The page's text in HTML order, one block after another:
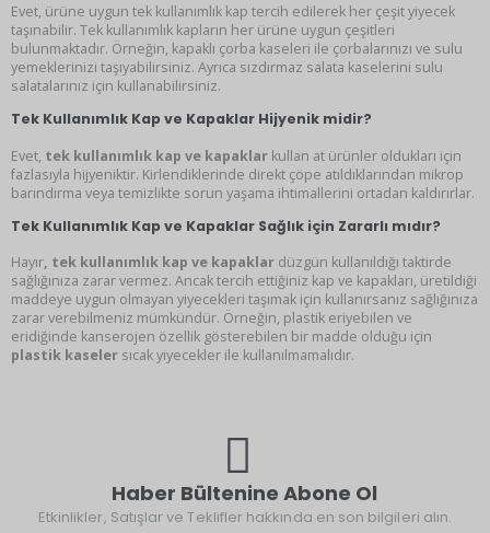
Evet, ürüne uygun tek kullanımlık kap tercih edilerek her çeşit yiyecek
taşınabilir. Tek kullanımlık kapların her ürüne uygun çeşitleri
bulunmaktadır. Örneğin, kapaklı çorba kaseleri ile çorbalarınızı ve sulu
yemeklerinizi taşıyabilirsiniz. Ayrıca sızdırmaz salata kaselerini sulu
salatalarınız için kullanabilirsiniz.
Tek Kullanımlık Kap ve Kapaklar Hijyenik midir?
Evet, tek kullanımlık kap ve kapaklar kullan at ürünler oldukları için
fazlasıyla hijyeniktir. Kirlendiklerinde direkt çöpe atıldıklarından mikrop
barındırma veya temizlikte sorun yaşama ihtimallerini ortadan kaldırırlar.
Tek Kullanımlık Kap ve Kapaklar Sağlık için Zararlı mıdır?
Hayır, tek kullanımlık kap ve kapaklar düzgün kullanıldığı taktirde
sağlığınıza zarar vermez. Ancak tercih ettiğiniz kap ve kapakları, üretildiği
maddeye uygun olmayan yiyecekleri taşımak için kullanırsanız sağlığınıza
zarar verebilmeniz mümkündür. Örneğin, plastik eriyebilen ve
eridiğinde kanserojen özellik gösterebilen bir madde olduğu için
plastik kaseler sıcak yiyecekler ile kullanılmamalıdır.
Haber Bültenine Abone Ol
Etkinlikler, Satışlar ve Teklifler hakkında en son bilgileri alın.